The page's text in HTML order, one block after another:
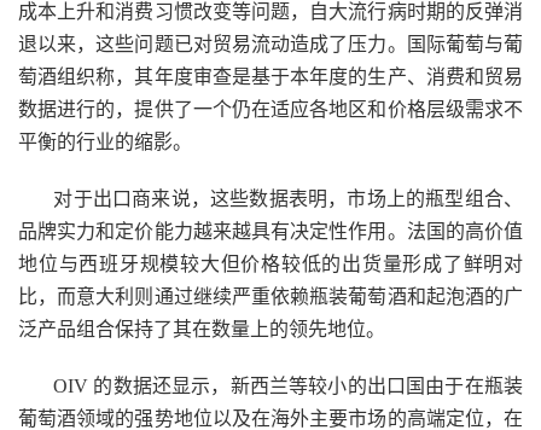
成本上升和消费习惯改变等问题，自大流行病时期的反弹消
退以来，这些问题已对贸易流动造成了压力。国际葡萄与葡
萄酒组织称，其年度审查是基于本年度的生产、消费和贸易
数据进行的，提供了一个仍在适应各地区和价格层级需求不
平衡的行业的缩影。
对于出口商来说，这些数据表明，市场上的瓶型组合、
品牌实力和定价能力越来越具有决定性作用。法国的高价值
地位与西班牙规模较大但价格较低的出货量形成了鲜明对
比，而意大利则通过继续严重依赖瓶装葡萄酒和起泡酒的广
泛产品组合保持了其在数量上的领先地位。
OIV 的数据还显示，新西兰等较小的出口国由于在瓶装
葡萄酒领域的强势地位以及在海外主要市场的高端定位，在